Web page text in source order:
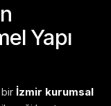
Yapı
İzmir kurumsal